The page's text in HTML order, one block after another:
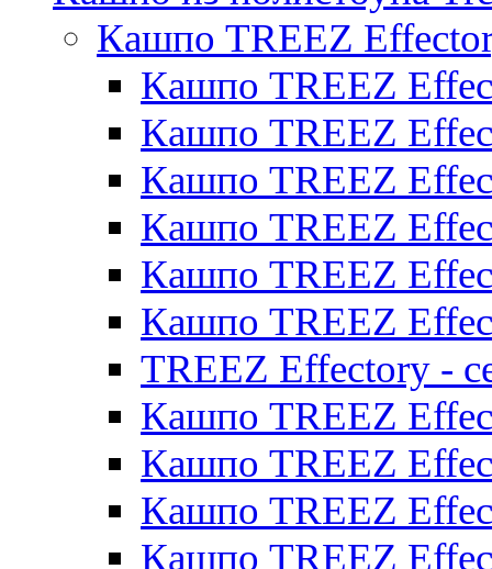
Кашпо TREEZ
Кашпо TREEZ
Кашпо TREEZ
Кашпо TREEZ
Кашпо TREEZ
Кашпо TREEZ
Кашпо TREEZ
TREEZ Effectory -
Кашпо TREEZ
Кашпо TREEZ
Кашпо TREEZ
Кашпо TREEZ